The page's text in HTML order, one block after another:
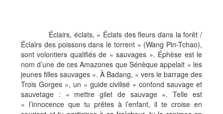
Éclairs, éclats, « Éclats des fleurs dans la forêt /
Éclairs des poissons dans le torrent » (Wang Pin-Tchao),
sont volontiers qualifiés de « sauvages ». Éphèse est le
nom d’une de ces Amazones que Sénèque appelait « les
jeunes filles sauvages ». À Badang, « vers le barrage des
Trois Gorges », un « guide civilisé » confond sauvage et
sauvetage : « mettre gilet de sauvage ». Telle est
« l’innocence que tu prêtes à l’enfant, il te croise en